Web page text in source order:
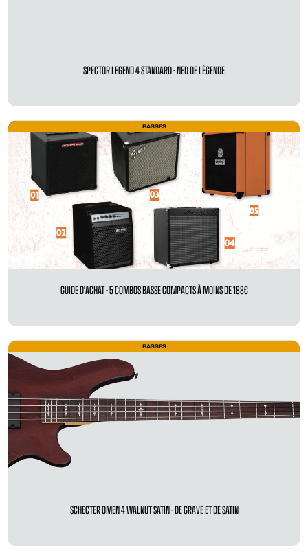
SPECTOR LEGEND 4 STANDARD - NED DE LÉGENDE
BASSES
GUIDE D'ACHAT - 5 COMBOS BASSE COMPACTS À MOINS DE 188€
BASSES
SCHECTER OMEN 4 WALNUT SATIN - DE GRAVE ET DE SATIN